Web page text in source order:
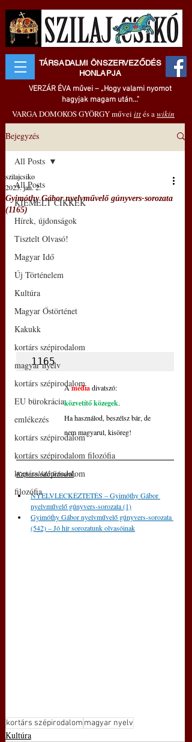
TÁRSADALMI ÖNSZERVEZŐDÉS
HONLAPJA
VERZÁR ÉVA művei – „Hogy valami nyomot
hagyjak magam után..."
VARGA DOMOKOS GYÖRGY művei ittés awikin
Bejegyzés
All Posts
KIEMELT CIKKEK
Hírek, újdonságok
Tisztelt Olvasó!
Magyar Idő
Új Történelem
Kultúra
Magyar Őstörténet
Kakukk
kortárs szépirodalom
magyar nyelv
kortárs szépirodalom
EU bürokrácia
emlékezés
kortárs szépirodalom
kortárs szépirodalom filozófia
kortárs szépirodalom
filozófia
All Posts
Gyimóthy Gábor nyelvművelő gúnyvers-sorozata
(1165)
szilajcsiko
2025. jan. 2.
1165
A média divatszó:
közvetítő közegek.
Ha használod, beszélsz bár, de
nem magyarul, kisöreg!
Kapcsolódó írásunk:
NYELVLECKÉZTETÉS – Gyimóthy Gábor
nyelvművelő gúnyvers-sorozata (1)
Gyimóthy Gábor nyelvművelő gúnyvers-sorozata
(542) – Jó hír sorozatunk olvasóinak
kortárs szépirodalom magyar nyelv
Kultúra